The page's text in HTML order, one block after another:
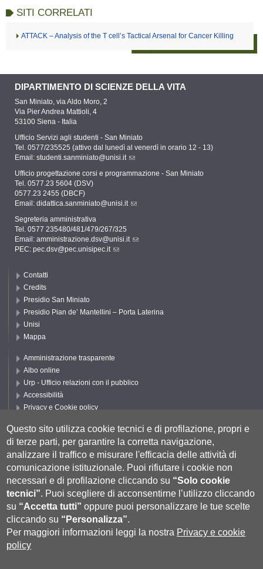
SITI CORRELATI
ATTACK – Analysis of the T cell’s Tactical Arsenal for Cancer Killing
DIPARTIMENTO DI SCIENZE DELLA VITA
San Miniato, via Aldo Moro, 2
Via Pier Andrea Mattioli, 4
53100 Siena - Italia
Ufficio Servizi agli studenti - San Miniato
Tel. 0577/235525 (attivo dal lunedì al venerdì in orario 12 - 13)
Email: studenti.sanminiato@unisi.it
Ufficio progettazione corsi e programmazione - San Miniato
Tel. 0577.23 5604 (DSV)
0577.23 2455 (DBCF)
Email: didattica.sanminiato@unisi.it
Segreteria amministrativa
Tel. 0577 235480/481/479/267/325
Email: amministrazione.dsv@unisi.it
PEC: pec.dsv@pec.unisipec.it
Contatti
Credits
Presidio San Miniato
Presidio Pian de’ Mantellini – Porta Laterina
Unisi
Mappa
Amministrazione trasparente
Albo online
Urp - Ufficio relazioni con il pubblico
Accessibilità
Privacy e Cookie policy
Segui UNISI
Questo sito utilizza cookie tecnici e di profilazione, propri e
di terze parti, per garantire la corretta navigazione,
analizzare il traffico e misurare l'efficacia delle attività di
comunicazione istituzionale. Puoi rifiutare i cookie non
necessari e di profilazione cliccando su “Solo cookie
tecnici”. Puoi scegliere di acconsentirne l’utilizzo cliccando
su “Accetta tutti” oppure puoi personalizzare le tue scelte
cliccando su “Personalizza”.
Per maggiori informazioni leggi la nostra Privacy e cookie
policy